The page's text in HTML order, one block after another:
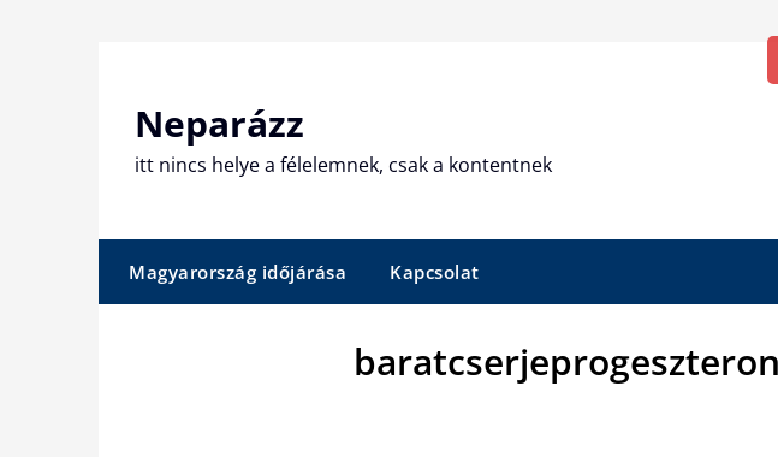
Neparázz
itt nincs helye a félelemnek, csak a kontentnek
Magyarország időjárása Kapcsolat
baratcserjeprogeszteron